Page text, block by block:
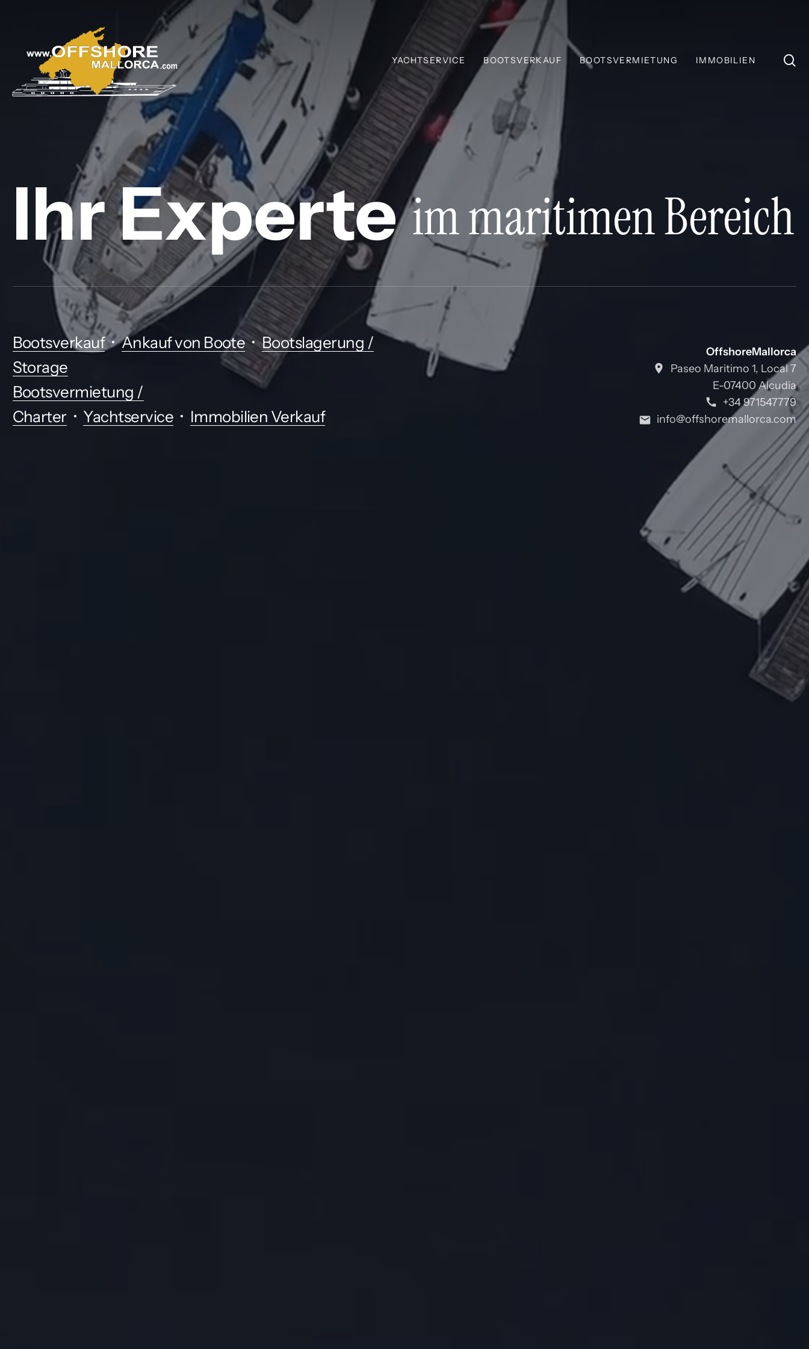
content
YACHTSERVICE BOOTSVERKAUF BOOTSVERMIETUNG IMMOBILIEN
Ihr Experte im maritimen Bereich
Bootsverkauf • Ankauf von Boote • Bootslagerung /
Storage
Bootsvermietung /
Charter • Yachtservice • Immobilien Verkauf
OffshoreMallorca
Paseo Maritimo 1, Local 7
E-07400 Alcudia
+34 971547779
info@offshoremallorca.com